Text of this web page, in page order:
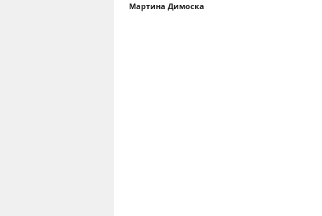
Мартина Димоска